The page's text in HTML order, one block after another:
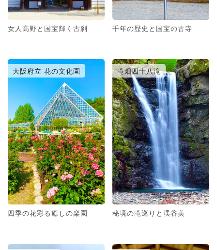
女人高野と国宝輝く古刹 千年の歴史と国宝の古寺
大阪府立 花の文化園
四季の花彩る癒しの楽園
滝畑四十八滝
秘境の滝巡りと渓谷美